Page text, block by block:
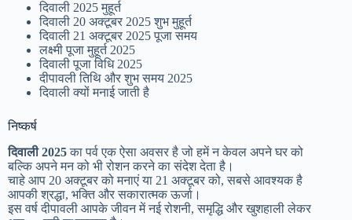
दिवाली 2025 मुहूर्त
दिवाली 20 अक्टूबर 2025 शुभ मुहूर्त
दिवाली 21 अक्टूबर 2025 पूजा समय
लक्ष्मी पूजा मुहूर्त 2025
दिवाली पूजा विधि 2025
दीपावली तिथि और शुभ समय 2025
दिवाली क्यों मनाई जाती है
निष्कर्ष
दिवाली 2025का पर्व एक ऐसा अवसर है जो हमें न केवल अपने घर को
बल्कि अपने मन को भी रोशन करने का संदेश देता है।
चाहे आप 20 अक्टूबर को मनाएं या 21 अक्टूबर को, सबसे आवश्यक है
आपकी श्रद्धा, भक्ति और सकारात्मक ऊर्जा।
इस वर्ष दीपावली आपके जीवन में नई रोशनी, समृद्धि और खुशहाली लेकर